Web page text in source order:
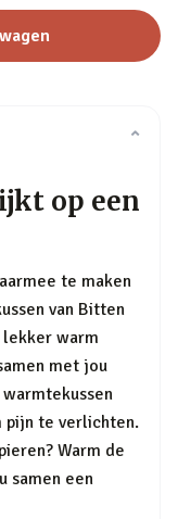
⌄
op een
te maken
van Bitten
warm
met jou
pijn te verlichten.
Warm de
samen een